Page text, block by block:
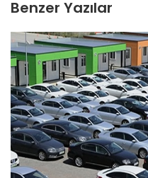
Benzer Yazılar